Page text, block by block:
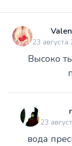
23
Высоко
23
вода